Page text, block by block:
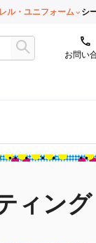
ル・ユニフォーム シ
お問い
ィング